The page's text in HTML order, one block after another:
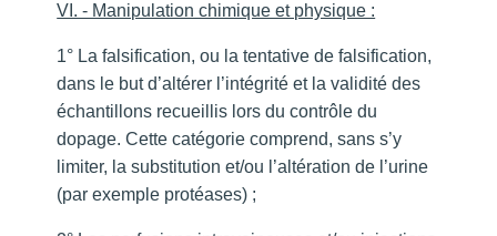
VI. - Manipulation chimique et physique :
1° La falsification, ou la tentative de falsification,
dans le but d’altérer l’intégrité et la validité des
échantillons recueillis lors du contrôle du
dopage. Cette catégorie comprend, sans s’y
limiter, la substitution et/ou l’altération de l’urine
(par exemple protéases) ;